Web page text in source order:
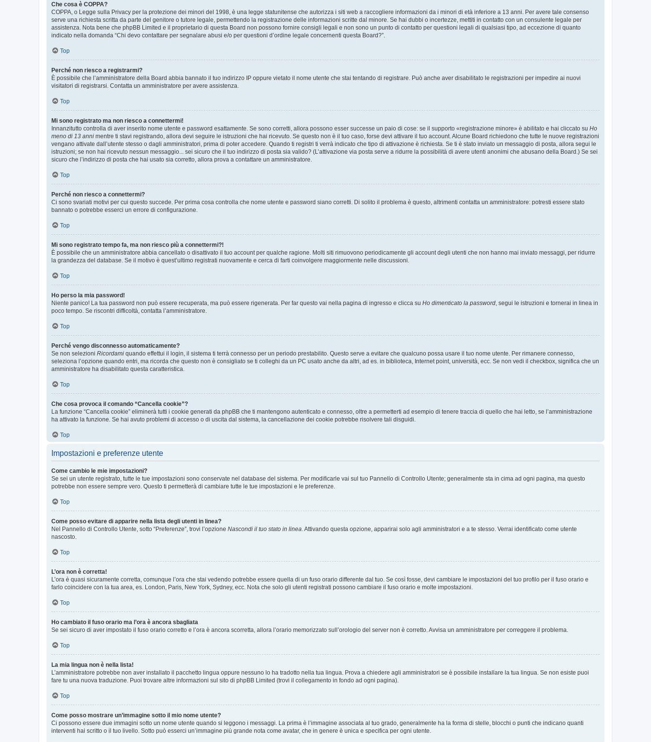
Che cosa è COPPA?
COPPA, o Legge sulla Privacy per la protezione dei minori del 1998, è una legge statunitense che autorizza i siti web a raccogliere informazioni da i minori di età inferiore a 13 anni. Per avere tale consenso
serve una richiesta scritta da parte del genitore o tutore legale, permettendo la registrazione delle informazioni scritte dal minore. Se hai dubbi o incertezze, mettiti in contatto con un consulente legale per
assistenza. Nota bene che phpBB Limited e il proprietario di questa Board non possono fornire consigli legali e non sono un punto di contatto per questioni legali di qualsiasi tipo, ad eccezione di quanto
indicato nella domanda “Chi devo contattare per segnalare abusi e/o per questioni d’ordine legale concernenti questa Board?”.
Top
Perché non riesco a registrarmi?
È possibile che l’amministratore della Board abbia bannato il tuo indirizzo IP oppure vietato il nome utente che stai tentando di registrare. Può anche aver disabilitato le registrazioni per impedire ai nuovi
visitatori di registrarsi. Contatta un amministratore per avere assistenza.
Top
Mi sono registrato ma non riesco a connettermi!
Innanzitutto controlla di aver inserito nome utente e password esattamente. Se sono corretti, allora possono esser successe un paio di cose: se il supporto «registrazione minore» è abilitato e hai cliccato su Ho
meno di 13 anni mentre ti stavi registrando, allora devi seguire le istruzioni che hai ricevuto. Se questo non è il tuo caso, forse devi attivare il tuo account. Alcune Board richiedono che tutte le nuove registrazioni
vengano attivate dall’utente stesso o dagli amministratori, prima di poter accedere. Quando ti registri ti verrà indicato che tipo di attivazione è richiesta. Se ti è stato inviato un messaggio di posta, allora segui le
istruzioni; se non hai ricevuto nessun messaggio... sei sicuro che il tuo indirizzo di posta sia valido? (L’attivazione via posta serve a ridurre la possibilità di avere utenti anonimi che abusano della Board.) Se sei
sicuro che l’indirizzo di posta che hai usato sia corretto, allora prova a contattare un amministratore.
Top
Perché non riesco a connettermi?
Ci sono svariati motivi per cui questo succede. Per prima cosa controlla che nome utente e password siano corretti. Di solito il problema è questo, altrimenti contatta un amministratore: potresti essere stato
bannato o potrebbe esserci un errore di configurazione.
Top
Mi sono registrato tempo fa, ma non riesco più a connettermi?!
È possibile che un amministratore abbia cancellato o disattivato il tuo account per qualche ragione. Molti siti rimuovono periodicamente gli account degli utenti che non hanno mai inviato messaggi, per ridurre
la grandezza del database. Se il motivo è quest’ultimo registrati nuovamente e cerca di farti coinvolgere maggiormente nelle discussioni.
Top
Ho perso la mia password!
Niente panico! La tua password non può essere recuperata, ma può essere rigenerata. Per far questo vai nella pagina di ingresso e clicca su Ho dimenticato la password , segui le istruzioni e tornerai in linea in
poco tempo. Se riscontri difficoltà, contatta l’amministratore.
Top
Perché vengo disconnesso automaticamente?
Se non selezioni Ricordami quando effettui il login, il sistema ti terrà connesso per un periodo prestabilito. Questo serve a evitare che qualcuno possa usare il tuo nome utente. Per rimanere connesso,
seleziona l’opzione quando entri, ma ricorda che questo non è consigliato se ti colleghi da un PC usato anche da altri, ad es. in biblioteca, Internet point, università, ecc. Se non vedi il checkbox, significa che un
amministratore ha disabilitato questa caratteristica.
Top
Che cosa provoca il comando “Cancella cookie”?
La funzione “Cancella cookie” eliminerà tutti i cookie generati da phpBB che ti mantengono autenticato e connesso, oltre a permetterti ad esempio di tenere traccia di quello che hai letto, se l’amministrazione
ha attivato la funzione. Se hai avuto problemi di accesso o di uscita dal sistema, la cancellazione dei cookie potrebbe risolvere tali disguidi.
Top
Impostazioni e preferenze utente
Come cambio le mie impostazioni?
Se sei un utente registrato, tutte le tue impostazioni sono conservate nel database del sistema. Per modificarle vai sul tuo Pannello di Controllo Utente; generalmente sta in cima ad ogni pagina, ma questo
potrebbe non essere sempre vero. Questo ti permetterà di cambiare tutte le tue impostazioni e le preferenze.
Top
Come posso evitare di apparire nella lista degli utenti in linea?
Nel Pannello di Controllo Utente, sotto “Preferenze”, trovi l’opzione Nascondi il tuo stato in linea . Attivando questa opzione, apparirai solo agli amministratori e a te stesso. Verrai identificato come utente
nascosto.
Top
L’ora non è corretta!
L’ora è quasi sicuramente corretta, comunque l’ora che stai vedendo potrebbe essere quella di un fuso orario differente dal tuo. Se così fosse, devi cambiare le impostazioni del tuo profilo per il fuso orario e
farlo coincidere con la tua area, es. London, Paris, New York, Sydney, ecc. Nota che solo gli utenti registrati possono cambiare il fuso orario e molte impostazioni.
Top
Ho cambiato il fuso orario ma l’ora è ancora sbagliata
Se sei sicuro di aver impostato il fuso orario corretto e l’ora è ancora scorretta, allora l’orario memorizzato sull’orologio del server non è corretto. Avvisa un amministratore per correggere il problema.
Top
La mia lingua non è nella lista!
L’amministratore potrebbe non aver installato il pacchetto lingua oppure nessuno lo ha tradotto nella tua lingua. Prova a chiedere agli amministratori se è possibile installare la tua lingua. Se non esiste puoi
fare tu una nuova traduzione. Puoi trovare altre informazioni sul sito di phpBB Limited (trovi il collegamento in fondo ad ogni pagina).
Top
Come posso mostrare un’immagine sotto il mio nome utente?
Ci possono essere due immagini sotto un nome utente quando si leggono i messaggi. La prima è l’immagine associata al tuo grado, generalmente ha la forma di stelle, blocchi o punti che indicano quanti
interventi hai scritto o il tuo livello. Sotto può esserci un’immagine più grande nota come avatar, che in genere è unica e specifica per ogni utente.